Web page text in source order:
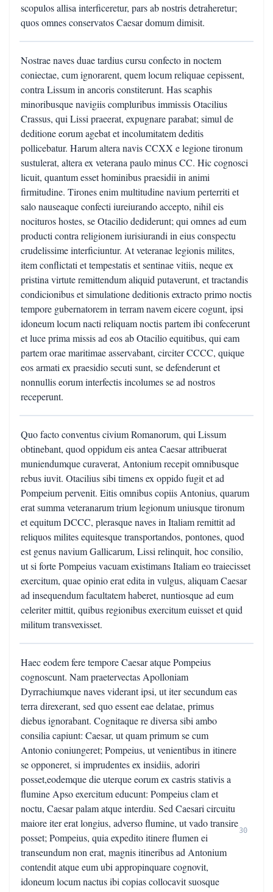
scopulos allisa interficeretur, pars ab nostris detraheretur;
quos omnes conservatos Caesar domum dimisit.
Nostrae naves duae tardius cursu confecto in noctem
coniectae, cum ignorarent, quem locum reliquae cepissent,
contra Lissum in ancoris constiterunt. Has scaphis
minoribusque navigiis compluribus immissis Otacilius
Crassus, qui Lissi praeerat, expugnare parabat; simul de
deditione eorum agebat et incolumitatem deditis
pollicebatur. Harum altera navis CCXX e legione tironum
sustulerat, altera ex veterana paulo minus CC. Hic cognosci
licuit, quantum esset hominibus praesidii in animi
firmitudine. Tirones enim multitudine navium perterriti et
salo nauseaque confecti iureiurando accepto, nihil eis
nocituros hostes, se Otacilio dediderunt; qui omnes ad eum
producti contra religionem iurisiurandi in eius conspectu
crudelissime interficiuntur. At veteranae legionis milites,
item conflictati et tempestatis et sentinae vitiis, neque ex
pristina virtute remittendum aliquid putaverunt, et tractandis
condicionibus et simulatione deditionis extracto primo noctis
tempore gubernatorem in terram navem eicere cogunt, ipsi
idoneum locum nacti reliquam noctis partem ibi confecerunt
et luce prima missis ad eos ab Otacilio equitibus, qui eam
partem orae maritimae asservabant, circiter CCCC, quique
eos armati ex praesidio secuti sunt, se defenderunt et
nonnullis eorum interfectis incolumes se ad nostros
receperunt.
Quo facto conventus civium Romanorum, qui Lissum
obtinebant, quod oppidum eis antea Caesar attribuerat
muniendumque curaverat, Antonium recepit omnibusque
rebus iuvit. Otacilius sibi timens ex oppido fugit et ad
Pompeium pervenit. Eitis omnibus copiis Antonius, quarum
erat summa veteranarum trium legionum uniusque tironum
et equitum DCCC, plerasque naves in Italiam remittit ad
reliquos milites equitesque transportandos, pontones, quod
est genus navium Gallicarum, Lissi relinquit, hoc consilio,
ut si forte Pompeius vacuam existimans Italiam eo traiecisset
exercitum, quae opinio erat edita in vulgus, aliquam Caesar
ad insequendum facultatem haberet, nuntiosque ad eum
celeriter mittit, quibus regionibus exercitum euisset et quid
militum transvexisset.
Haec eodem fere tempore Caesar atque Pompeius
cognoscunt. Nam praetervectas Apolloniam
Dyrrachiumque naves viderant ipsi, ut iter secundum eas
terra direxerant, sed quo essent eae delatae, primus
diebus ignorabant. Cognitaque re diversa sibi ambo
consilia capiunt: Caesar, ut quam primum se cum
Antonio coniungeret; Pompeius, ut venientibus in itinere
se opponeret, si imprudentes ex insidiis, adoriri
posset,eodemque die uterque eorum ex castris stativis a
flumine Apso exercitum educunt: Pompeius clam et
noctu, Caesar palam atque interdiu. Sed Caesari circuitu
maiore iter erat longius, adverso flumine, ut vado transire
posset; Pompeius, quia expedito itinere flumen ei
transeundum non erat, magnis itineribus ad Antonium
contendit atque eum ubi appropinquare cognovit,
idoneum locum nactus ibi copias collocavit suosque
30